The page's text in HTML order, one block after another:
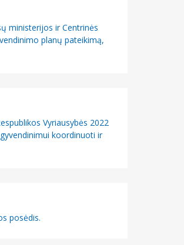
ministerijos ir Centrinės
planų pateikimą,
Vyriausybės 2022
koordinuoti ir
posėdis.